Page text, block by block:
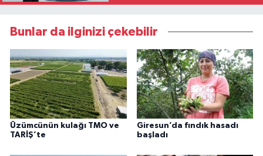
Bunlar da ilginizi çekebilir
Üzümcünün kulağı TMO ve
TARİŞ’te
Giresun’da fındık hasadı
başladı